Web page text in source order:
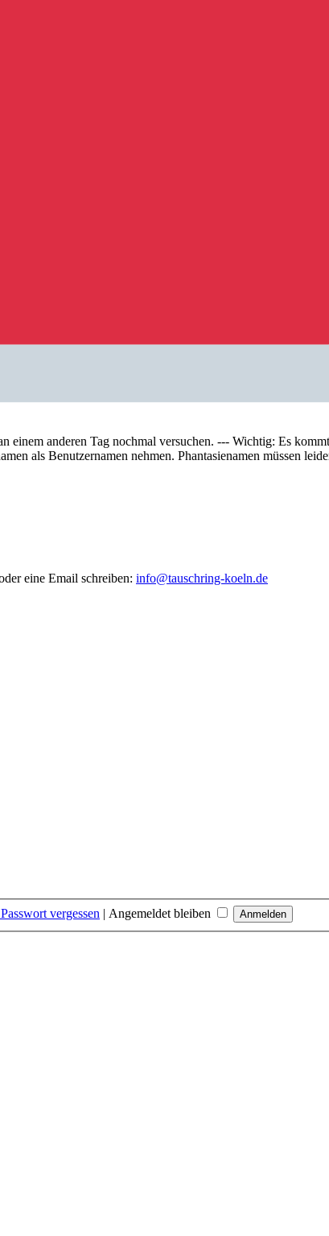
anderen Tag nochmal versuchen. --- Wichtig: Es
als Benutzernamen nehmen. Phantasienamen müssen
eine Email schreiben: info@tauschring-koeln.de
vergessen | Angemeldet bleiben